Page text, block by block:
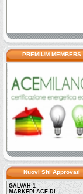
PREMIUM MEMBERS
Nuovi Siti Approvati
GALVAH 1
MARKEPLACE DI